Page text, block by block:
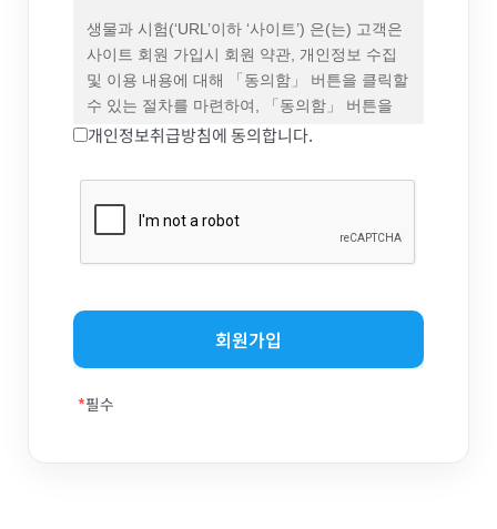
③ 회원은 회사가 전항에 따라 변경하는 약관에
동의하지 않을 권리가 있으며, 이 경우 회원은
회사에서 제공하는 서비스 이용 중단 및 탈퇴
의사를 표시하고 서비스 이용 종료를 요청할 수
있습니다. 다만, 회사가 회원에게 변경된
의사 표시를 하지 않을 경우 의사 표시가
표명된 것으로 본다는 뜻”을 명확히
통지하였음에도 불구하고, 거부의 의사표시를
제3조 약관의 해석과 예외 준칙
① 회사는 제공하는 개별 서비스에 대해서
내용이 이 약관과 상충할 경우 개별 서비스의
생물과 시험(‘URL’이하 ‘사이트’) 은(는) 고객은
사이트 회원 가입시 회원 약관, 개인정보 수집
및 이용 내용에 대해 「동의함」 버튼을 클릭할
수 있는 절차를 마련하여, 「동의함」 버튼을
클릭하면 개인정보 수집 및 이용에 대해 동의한
제2조 개인정보의 수집 항목 및 이용 목적
사항으로 해당 개인을 식별할 수 있는 정보
(해당 정보만으로는 특정 개인을 식별할 수
개인정보취급방침에 동의합니다.
*필수